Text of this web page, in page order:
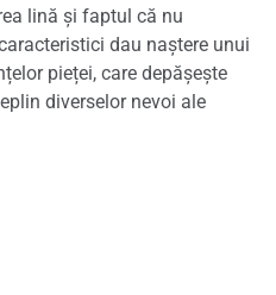
lină și faptul că nu
dau naștere unui
pieței, care depășește
diverselor nevoi ale